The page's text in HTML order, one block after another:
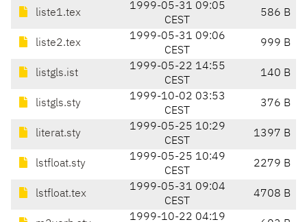
liste1.tex
1999-05-31 09:05
CEST
586 B
liste2.tex
1999-05-31 09:06
CEST
999 B
listgls.ist
1999-05-22 14:55
CEST
140 B
listgls.sty
1999-10-02 03:53
CEST
376 B
literat.sty
1999-05-25 10:29
CEST
1397 B
lstfloat.sty
1999-05-25 10:49
CEST
2279 B
lstfloat.tex
1999-05-31 09:04
CEST
4708 B
1999-10-22 04:19